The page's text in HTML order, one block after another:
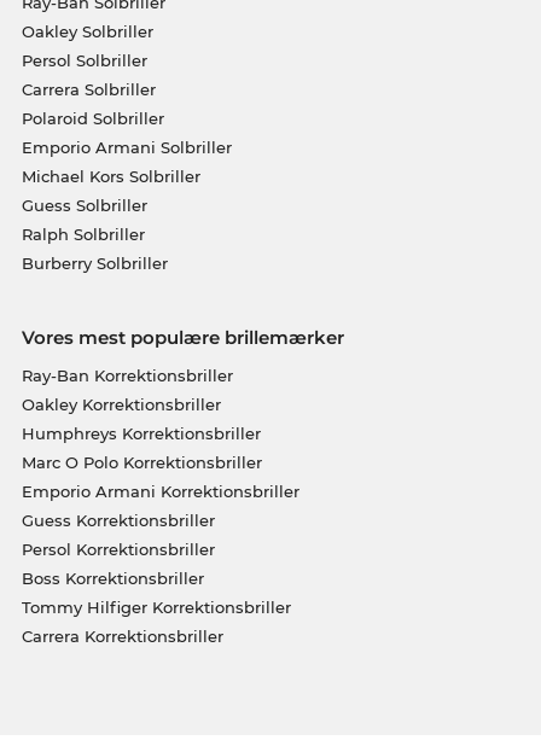
Oakley Solbriller
Persol Solbriller
Carrera Solbriller
Polaroid Solbriller
Emporio Armani Solbriller
Michael Kors Solbriller
Guess Solbriller
Ralph Solbriller
Burberry Solbriller
Vores mest populære brillemærker
Ray-Ban Korrektionsbriller
Oakley Korrektionsbriller
Humphreys Korrektionsbriller
Marc O Polo Korrektionsbriller
Emporio Armani Korrektionsbriller
Guess Korrektionsbriller
Persol Korrektionsbriller
Boss Korrektionsbriller
Tommy Hilfiger Korrektionsbriller
Carrera Korrektionsbriller